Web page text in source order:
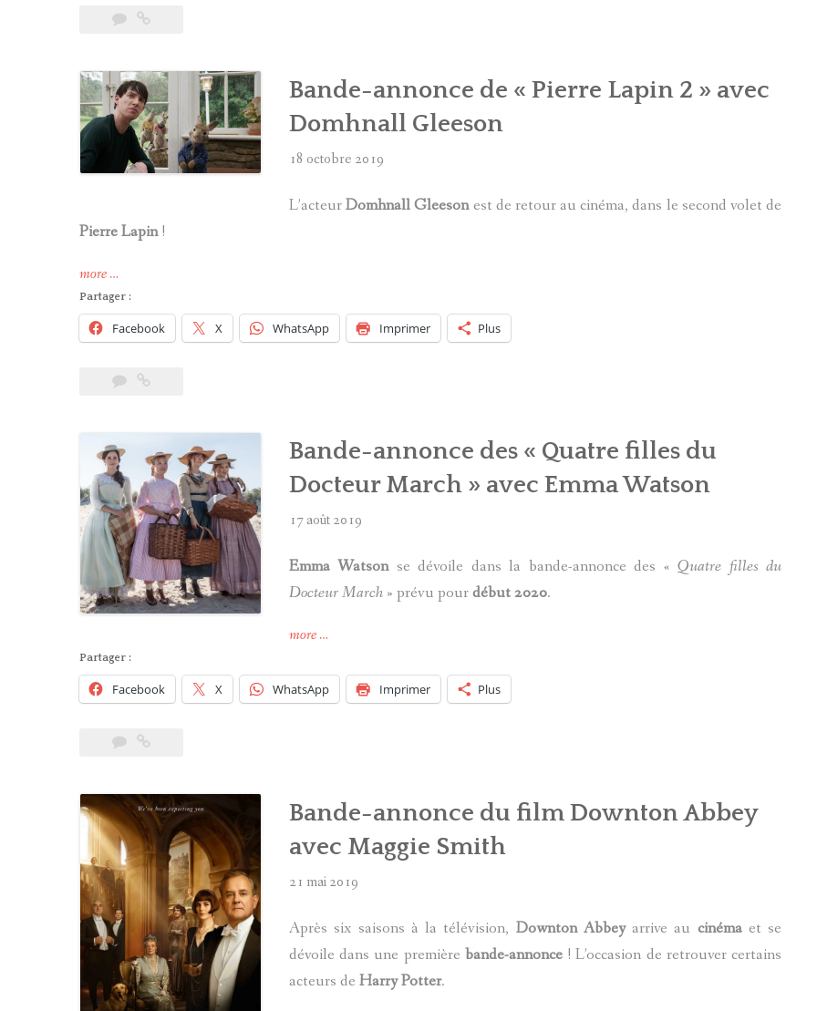
avec
Bande-annonce de « Pierre Lapin 2 » avec
Domhnall Gleeson
18 octobre 2019
L’acteurDomhnall Gleesonest de retour au cinéma, dans le second volet de
Pierre Lapin!
more« Bande-
annonce
de
« Pierre
2 »
Gleeson »
…
Partager :
Facebook X WhatsApp Imprimer Plus
Bande-annonce des « Quatre filles du
Docteur March » avec Emma Watson
17 août 2019
Emma Watsonse dévoile dans la bande-annonce des «Quatre filles du
Docteur March » prévu pourdébut 2020.
more« Bande-
des
« Quatre
avec
Watson »
…
Partager :
Facebook X WhatsApp Imprimer Plus
Bande-annonce du film Downton Abbey
avec Maggie Smith
21 mai 2019
Après six saisons à la télévision, Downton Abbeyarrive au cinéma et se
dévoile dans une première bande-annonce! L’occasion de retrouver certains
acteurs de Harry Potter.